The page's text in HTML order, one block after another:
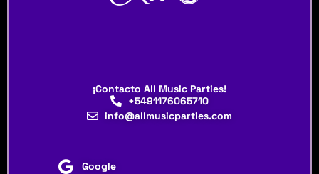
¡Contacto All Music Parties!
+5491176065710
info@allmusicparties.com
Google